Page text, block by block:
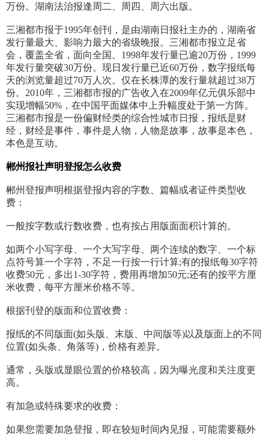
万份。湖南法治报逢周二、周四、周六出版。
三湘都市报于1995年创刊，是由湖南日报社主办的，湖南省
发行量最大、影响力最大的省级晚报。三湘都市报立足省
会，覆盖全省，面向全国。1998年发行量已逾20万份，1999
年发行量突破30万份。现日发行量已近60万份，数字报纸每
天的浏览量超过70万人次。仅在长株潭的发行量就超过38万
份。2010年，三湘都市报的广告收入在2009年亿元俱乐部中
实现增幅50%，在中国平面媒体中上升幅度处于第一方阵。
三湘都市报是一份偏财经类的综合性城市日报，报纸是财
经，财经是事件，事件是人物，人物是故事，故事是本色，
本色是互动。
郴州报社声明登报怎么收费
郴州登报声明根据登报内容的字数、篇幅或者证件类型收
费：
一般按字数或行数收费，也有按占用版面面积计算的。
如两个小写字母、一个大写字母、两个连续的数字、一个标
点符号算一个字符，不足一行按一行计算;有的报纸每30字符
收费50元，多出1-30字符，费用再增加50元;还有的按平方厘
米收费，每平方厘米价格不等。
根据刊登的版面和位置收费：
报纸的不同版面(如头版、末版、中间版等)以及版面上的不同
位置(如头条、角落等)，价格有差异。
通常，头版或显眼位置的价格较高，因为曝光度和关注度更
高。
有加急或特殊要求的收费：
如果您需要加急登报，即在较短时间内见报，可能需要额外